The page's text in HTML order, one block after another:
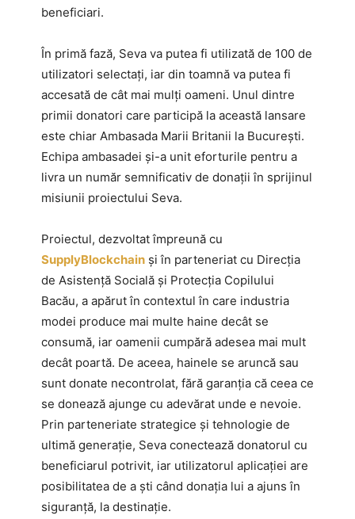
beneficiari.
În primă fază, Seva va putea fi utilizată de 100 de
utilizatori selectați, iar din toamnă va putea fi
accesată de cât mai mulți oameni. Unul dintre
primii donatori care participă la această lansare
este chiar Ambasada Marii Britanii la București.
Echipa ambasadei și-a unit eforturile pentru a
livra un număr semnificativ de donații în sprijinul
misiunii proiectului Seva.
Proiectul, dezvoltat împreună cu
SupplyBlockchain și în parteneriat cu Direcția
de Asistență Socială și Protecția Copilului
Bacău, a apărut în contextul în care industria
modei produce mai multe haine decât se
consumă, iar oamenii cumpără adesea mai mult
decât poartă. De aceea, hainele se aruncă sau
sunt donate necontrolat, fără garanția că ceea ce
se donează ajunge cu adevărat unde e nevoie.
Prin parteneriate strategice și tehnologie de
ultimă generație, Seva conectează donatorul cu
beneficiarul potrivit, iar utilizatorul aplicației are
posibilitatea de a ști când donația lui a ajuns în
siguranță, la destinație.